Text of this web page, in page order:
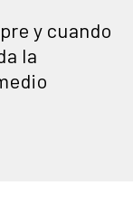
y cuando
la